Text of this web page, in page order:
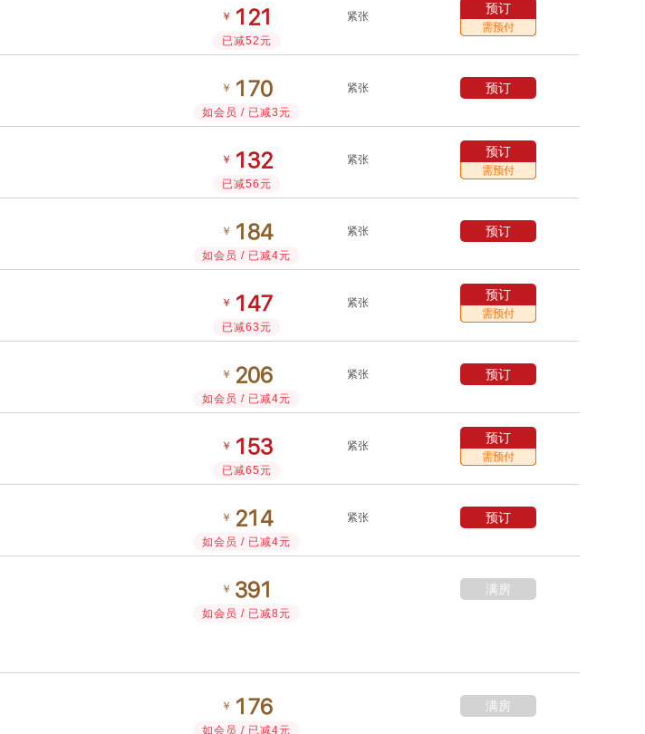
￥  
已减52元
紧张
预订
需预付
￥  
如会员 / 已减3元
紧张 预订
￥  
已减56元
紧张
预订
需预付
￥  
如会员 / 已减4元
紧张 预订
￥  
已减63元
紧张
预订
需预付
￥ 
如会员 / 已减4元
紧张 预订
￥  
已减65元
紧张
预订
需预付
￥  
如会员 / 已减4元
紧张 预订
￥ 
如会员 / 已减8元
满房
￥  
如会员 / 已减4元
满房